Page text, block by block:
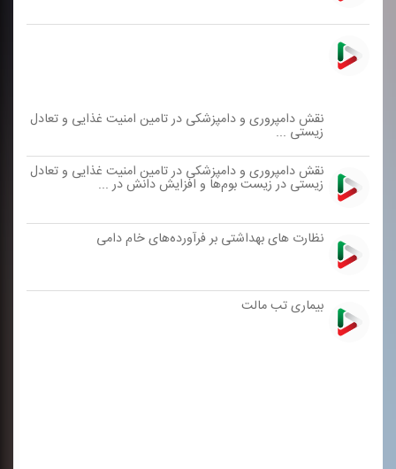
نقش دامپروری و دامپزشكی در تامین امنیت غذایی و تعادل
زیستی ...
نقش دامپروری و دامپزشكی در تامین امنیت غذایی و تعادل
زیستی در زیست بوم‌ها و افزایش دانش در ...
نظارت های بهداشتی بر فرآورده‌های خام دامی
بیماری تب مالت